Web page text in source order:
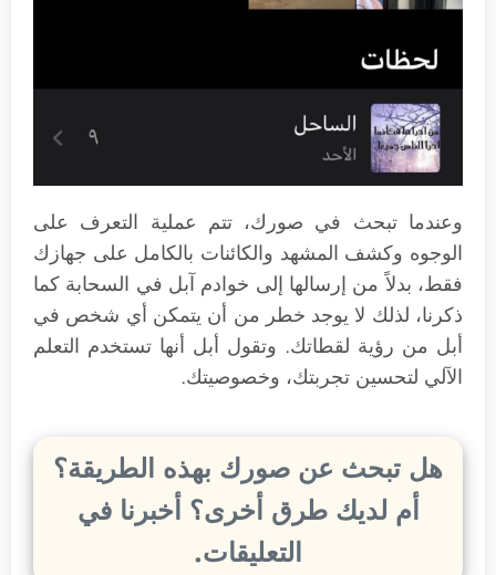
وعندما تبحث في صورك، تتم عملية التعرف على
الوجوه وكشف المشهد والكائنات بالكامل على جهازك
فقط، بدلاً من إرسالها إلى خوادم آبل في السحابة كما
ذكرنا، لذلك لا يوجد خطر من أن يتمكن أي شخص في
أبل من رؤية لقطاتك. وتقول أبل أنها تستخدم التعلم
الآلي لتحسين تجربتك، وخصوصيتك.
هل تبحث عن صورك بهذه الطريقة؟
أم لديك طرق أخرى؟ أخبرنا في
التعليقات.